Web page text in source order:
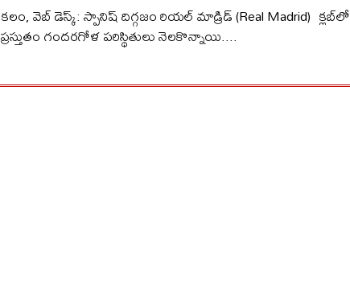
కలం, వెబ్ డెస్క్: స్పానిష్ దిగ్గజం రియల్ మాడ్రిడ్ (Real Madrid) క్లబ్‌లో
ప్రస్తుతం గందరగోళ పరిస్థితులు నెలకొన్నాయి....